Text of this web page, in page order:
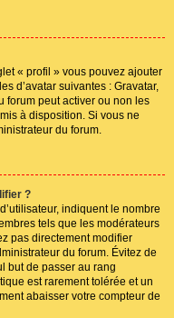
« profil » vous pouvez ajouter
d’avatar suivantes : Gravatar,
forum peut activer ou non les
à disposition. Si vous ne
du forum.
?
indiquent le nombre
tels que les modérateurs
pas directement modifier
du forum. Évitez de
but de passer au rang
est rarement tolérée et un
abaisser votre compteur de